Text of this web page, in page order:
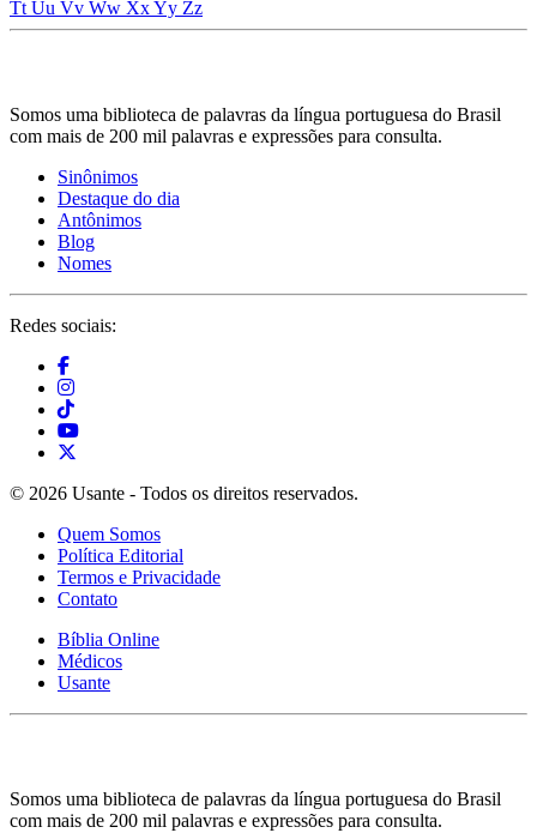
Tt Uu Vv Ww XxYy Zz
Somos uma biblioteca de palavras da língua portuguesa do Brasil
com mais de 200 mil palavras e expressões para consulta.
Sinônimos
Destaque do dia
Antônimos
Blog
Nomes
Redes sociais:
© 2026 Usante - Todos os direitos reservados.
Quem Somos
Política Editorial
Termos e Privacidade
Contato
Bíblia Online
Médicos
Usante
Somos uma biblioteca de palavras da língua portuguesa do Brasil
com mais de 200 mil palavras e expressões para consulta.